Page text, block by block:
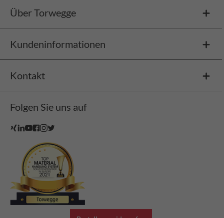
Über Torwegge
Kundeninformationen
Kontakt
Folgen Sie uns auf